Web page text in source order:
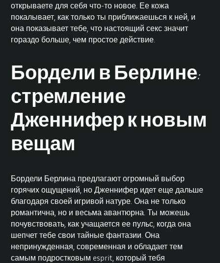
открываете для себя что-то новое. Ее кожа
покалывает, как только ты приближаешься к ней, и
она показывает тебе, что настоящий секс значит
гораздо больше, чем простое действие.
Бордели в Берлине:
стремление
Дженнифер к новым
вещам
Бордели Берлина предлагают огромный выбор
горячих ощущений, но Дженнифер идет еще дальше
благодаря своей игривой натуре. Она не только
романтична, но и весьма авантюрна. Ты можешь
почувствовать, как учащается ее пульс, когда она
шепчет тебе свои тайные фантазии. Она
непринужденная, современная и обладает тем
самым подростковым esprit, который тебя